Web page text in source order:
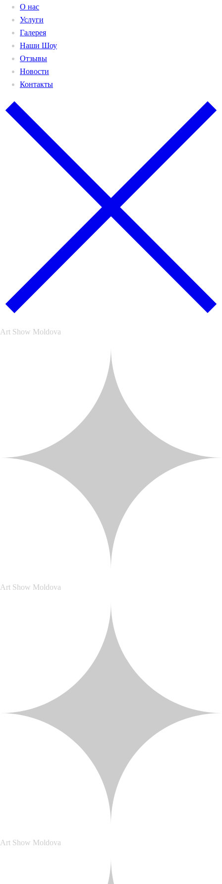
О нас
Услуги
Галерея
Наши Шоу
Отзывы
Новости
Контакты
Art Show Moldova
Art Show Moldova
Art Show Moldova